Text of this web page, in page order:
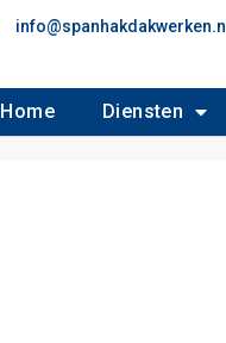
info@spanhakdakwerken.nl
Home Diensten